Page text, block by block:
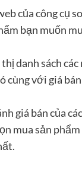
của công cụ
bạn muốn
danh sách các
cùng với giá
giá bán của
mua sản